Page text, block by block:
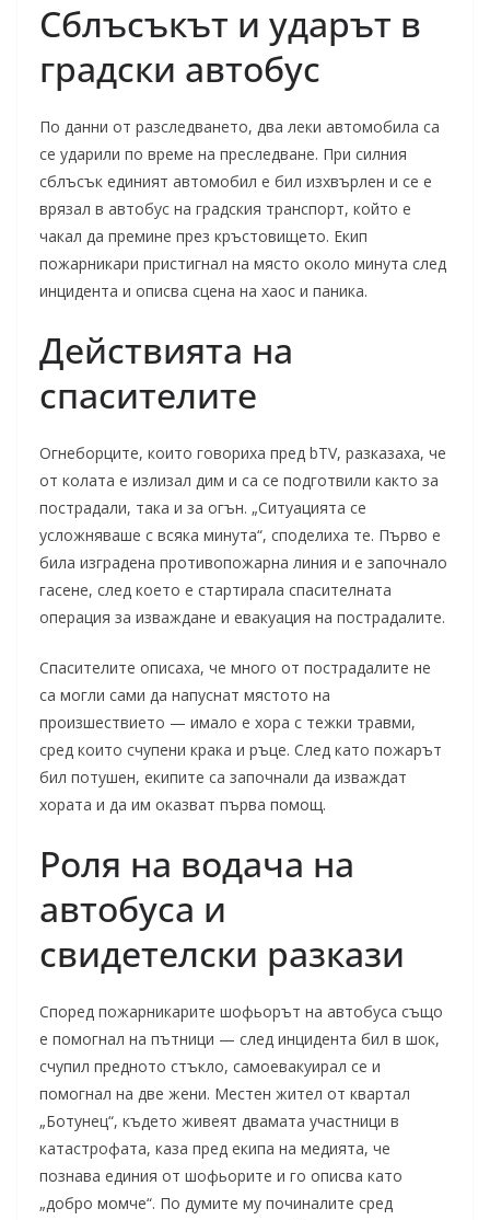
Сблъсъкът и ударът в
градски автобус
По данни от разследването, два леки автомобила са
се ударили по време на преследване. При силния
сблъсък единият автомобил е бил изхвърлен и се е
врязал в автобус на градския транспорт, който е
чакал да премине през кръстовището. Екип
пожарникари пристигнал на място около минута след
инцидента и описва сцена на хаос и паника.
Действията на
спасителите
Огнеборците, които говориха пред bTV, разказаха, че
от колата е излизал дим и са се подготвили както за
пострадали, така и за огън. „Ситуацията се
усложняваше с всяка минута“, споделиха те. Първо е
била изграденa противопожарна линия и е започнало
гасене, след което е стартирала спасителната
операция за изваждане и евакуация на пострадалите.
Спасителите описаха, че много от пострадалите не
са могли сами да напуснат мястото на
произшествието — имало е хора с тежки травми,
сред които счупени крака и ръце. След като пожарът
бил потушен, екипите са започнали да изваждат
хората и да им оказват първа помощ.
Роля на водача на
автобуса и
свидетелски разкази
Според пожарникарите шофьорът на автобуса също
е помогнал на пътници — след инцидента бил в шок,
счупил предното стъкло, самоевакуирал се и
помогнал на две жени. Местен жител от квартал
„Ботунец“, където живеят двамата участници в
катастрофата, каза пред екипа на медията, че
познава единия от шофьорите и го описва като
„добро момче“. По думите му починалите сред